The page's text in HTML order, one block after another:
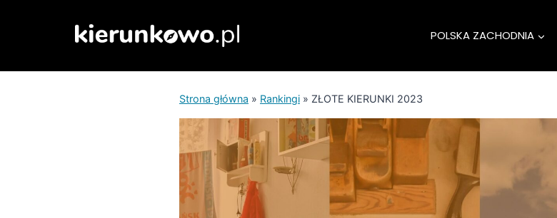
POLSKA ZACHODNIA
Strona główna » Rankingi » ZŁOTE KIERUNKI 2023